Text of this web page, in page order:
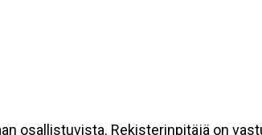
osallistuvista. Rekisterinpitäjä on